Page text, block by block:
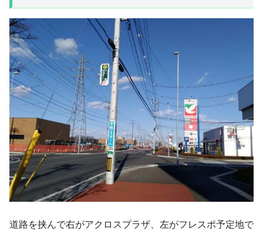
道路を挟んで右がアクロスプラザ、左がフレスポ予定地で